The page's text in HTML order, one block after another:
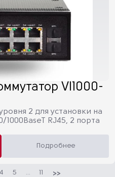
VI1000-
2 для установки на
RJ45, 2 порта
Подробнее
4 5 ... 11